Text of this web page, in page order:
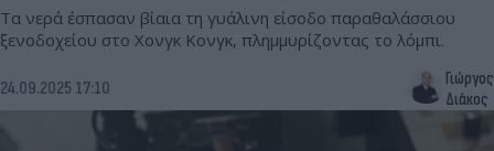
Τα νερά έσπασαν βίαια τη γυάλινη είσοδο παραθαλάσσιου
ξενοδοχείου στο Χονγκ Κονγκ, πλημμυρίζοντας το λόμπι.
24.09.2025 17:10
Γιώργος
Διάκος